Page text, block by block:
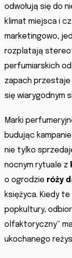
odwołują się do
klimat miejsca i
marketingowo,
rozplatają
perfumiarskich
zapach
się wiarygodnym
Marki
budując
nie tylko
nocnym rytuale z
o ogrodzie róży
księżyca. Kiedy
popkultury,
olfaktoryczny”
ukochanego